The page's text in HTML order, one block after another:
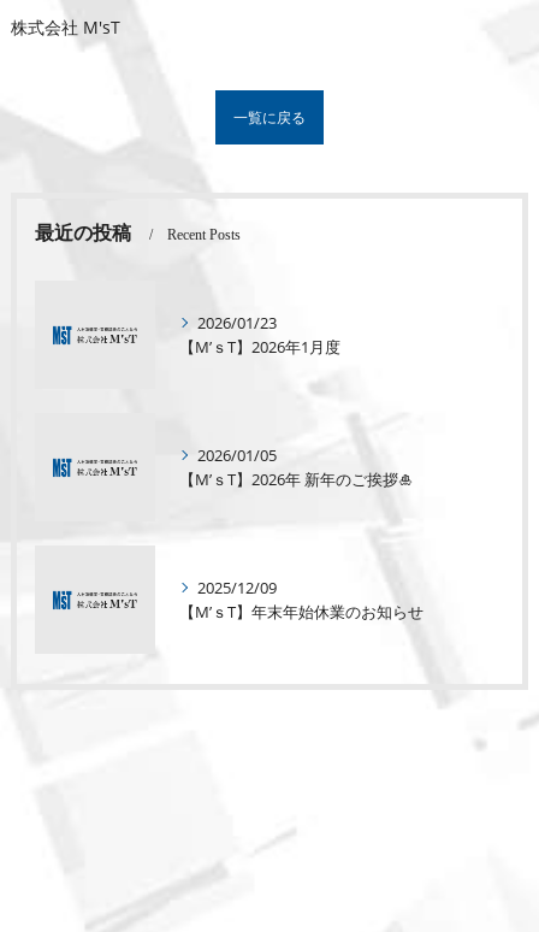
株式会社 M'sT
一覧に戻る
最近の投稿 Recent Posts
2026/01/23
【M’ｓT】2026年1月度
2026/01/05
【M’ｓT】2026年 新年のご挨拶🎍
2025/12/09
【M’ｓT】年末年始休業のお知らせ